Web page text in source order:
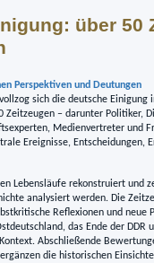
über 50
Perspektiven und Deutungen
sich die deutsche Einigung
Zeitzeugen – darunter Politiker,
Medienvertreter und
Ereignisse, Entscheidungen,
Lebensläufe rekonstruiert und
analysiert werden. Die
Reflexionen und neue
das Ende der DDR
Abschließende
die historischen